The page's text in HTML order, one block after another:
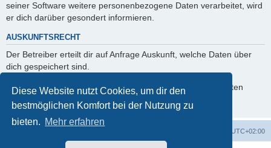
Diese Website nutzt Cookies, um dir den
bestmöglichen Komfort bei der Nutzung zu
bieten. Mehr erfahren
seiner Software weitere personenbezogene Daten verarbeitet, wird
er dich darüber gesondert informieren.
AUSKUNFTSRECHT
Der Betreiber erteilt dir auf Anfrage Auskunft, welche Daten über
dich gespeichert sind.
Du kannst jederzeit die Löschung bzw. Sperrung deiner Daten
verlangen. Kontaktiere hierzu bitte den Betreiber.
UTC+02:00